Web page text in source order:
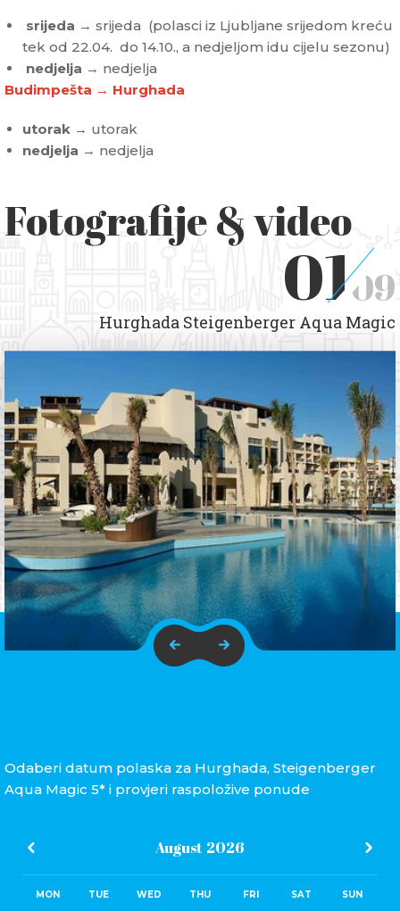
srijeda → srijeda (polasci iz Ljubljane srijedom kreću
tek od 22.04. do 14.10., a nedjeljom idu cijelu sezonu)
nedjelja → nedjelja
Budimpešta → Hurghada
utorak → utorak
nedjelja → nedjelja
Fotografije & video
0109
Hurghada Steigenberger Aqua Magic
Odaberi datum polaska za Hurghada, Steigenberger
Aqua Magic 5* i provjeri raspoložive ponude
August 2026
MON TUE WED THU FRI SAT SUN